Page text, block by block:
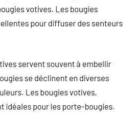
votives. Les bougies
pour diffuser des senteurs
servent souvent à embellir
se déclinent en diverses
Les bougies votives,
idéales pour les porte-bougies.